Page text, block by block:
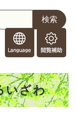
o
r
e
i
閲
覧
助
いざわ